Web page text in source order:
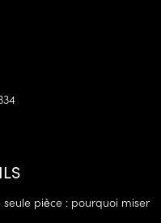
pièce : pourquoi miser